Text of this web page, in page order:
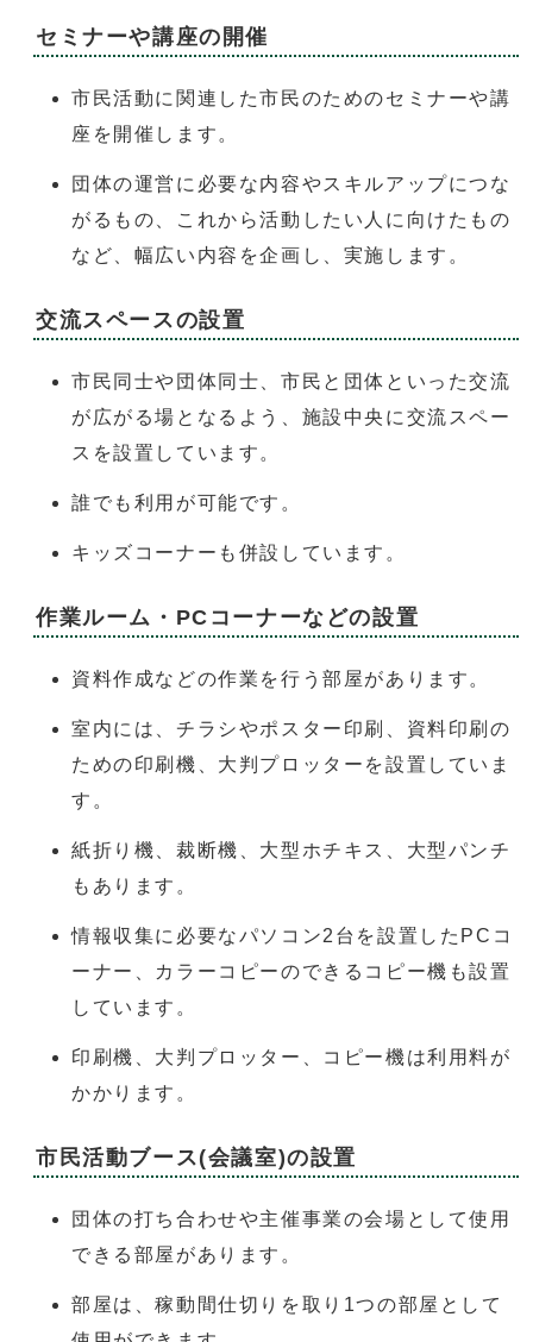
セミナーや講座の開催
市民活動に関連した市民のためのセミナーや講
座を開催します。
団体の運営に必要な内容やスキルアップにつな
がるもの、これから活動したい人に向けたもの
など、幅広い内容を企画し、実施します。
交流スペースの設置
市民同士や団体同士、市民と団体といった交流
が広がる場となるよう、施設中央に交流スペー
スを設置しています。
誰でも利用が可能です。
キッズコーナーも併設しています。
作業ルーム・PCコーナーなどの設置
資料作成などの作業を行う部屋があります。
室内には、チラシやポスター印刷、資料印刷の
ための印刷機、大判プロッターを設置していま
す。
紙折り機、裁断機、大型ホチキス、大型パンチ
もあります。
情報収集に必要なパソコン2台を設置したPCコ
ーナー、カラーコピーのできるコピー機も設置
しています。
印刷機、大判プロッター、コピー機は利用料が
かかります。
市民活動ブース(会議室)の設置
団体の打ち合わせや主催事業の会場として使用
できる部屋があります。
部屋は、稼動間仕切りを取り1つの部屋として